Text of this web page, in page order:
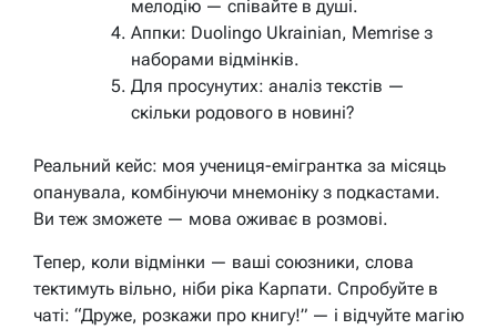
мелодію — співайте в душі.
Аппки: Duolingo Ukrainian, Memrise з
наборами відмінків.
Для просунутих: аналіз текстів —
скільки родового в новині?
Реальний кейс: моя учениця-емігрантка за місяць
опанувала, комбінуючи мнемоніку з подкастами.
Ви теж зможете — мова оживає в розмові.
Тепер, коли відмінки — ваші союзники, слова
тектимуть вільно, ніби ріка Карпати. Спробуйте в
чаті: “Друже, розкажи про книгу!” — і відчуйте магію